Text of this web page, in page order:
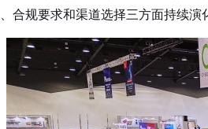
、合规要求和渠道选择三方面持续